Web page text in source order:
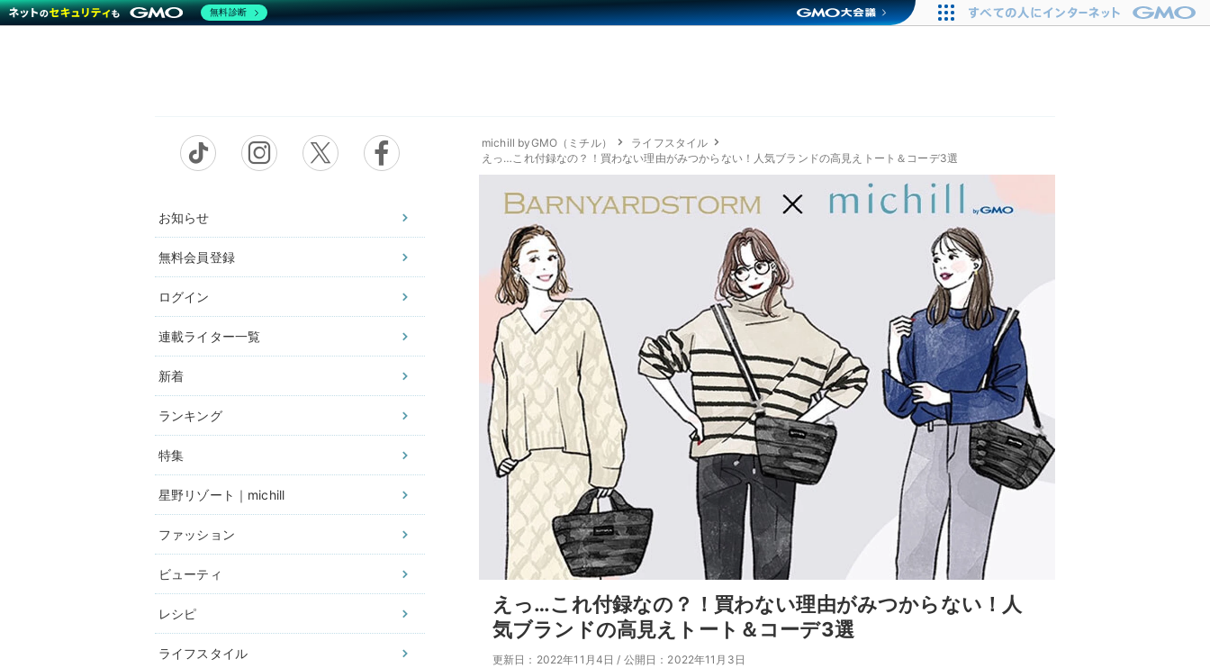
お知らせ
無料会員登録
ログイン
連載ライター一覧
新着
ランキング
特集
星野リゾート｜michill
ファッション
ビューティ
レシピ
ライフスタイル
michill byGMO（ミチル）
ライフスタイル
えっ…これ付録なの？！買わない理由がみつからない！人気ブランドの高見えトート＆コーデ3選
えっ…これ付録なの？！買わない理由がみつからない！人
気ブランドの高見えトート＆コーデ3選
更新日：2022年11月4日 / 公開日：2022年11月3日
無料診断